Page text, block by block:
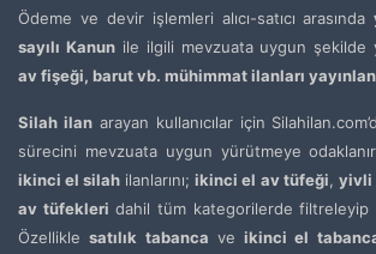
Ödeme ve devir işlemleri alıcı-satıcı arasında
sayılı Kanunile ilgili mevzuata uygun şekilde
av fişeği, barut vb. mühimmat ilanları
Silah ilanarayan kullanıcılar için
sürecini mevzuata uygun yürütmeye
ikinci el silah ilanlarını;ikinci el av tüfeği, yivli
av tüfekleri dahil tüm kategorilerde filtreleyip
Özelliklesatılık tabanca ve ikinci el